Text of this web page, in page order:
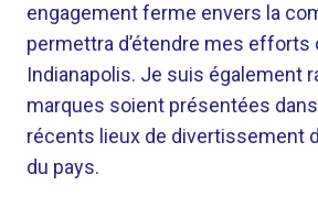
engagement ferme envers la
permettra d’étendre mes efforts
Indianapolis. Je suis également
marques soient présentées dans
récents lieux de divertissement
du pays.